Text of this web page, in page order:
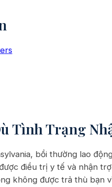
Tình Trạng
bồi thường lao
điều trị y tế và nhận
không được trả thù bạn